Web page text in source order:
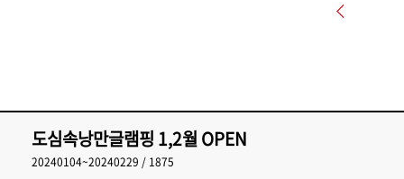
도심속낭만글램핑 1,2월 OPEN
20240104~20240229 / 1875